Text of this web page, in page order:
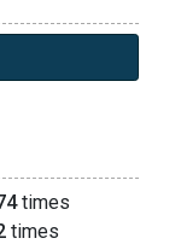
Psikologi
times
times